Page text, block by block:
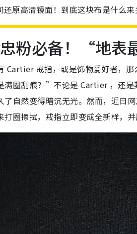
还原高清镜面！到底这块布是什么来
粉必备！“地表
Cartier 戒指，或是饰物爱好者，
满圈刮痕？”不论是 Cartier ，还
了自然变得暗沉无光。然而，近日
打圈擦拭，戒指立即变成全新样，并